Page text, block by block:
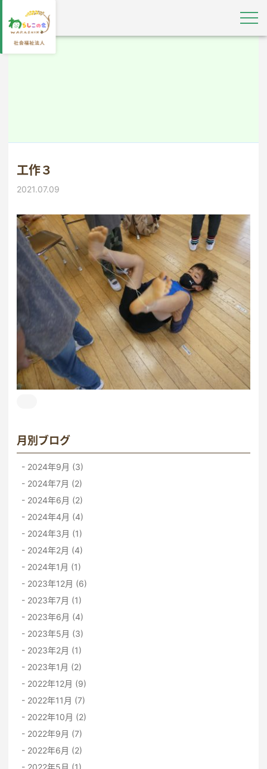
工作３
2021.07.09
月別ブログ
2024年9月 (3)
2024年7月 (2)
2024年6月 (2)
2024年4月 (4)
2024年3月 (1)
2024年2月 (4)
2024年1月 (1)
2023年12月 (6)
2023年7月 (1)
2023年6月 (4)
2023年5月 (3)
2023年2月 (1)
2023年1月 (2)
2022年12月 (9)
2022年11月 (7)
2022年10月 (2)
2022年9月 (7)
2022年6月 (2)
2022年5月 (1)